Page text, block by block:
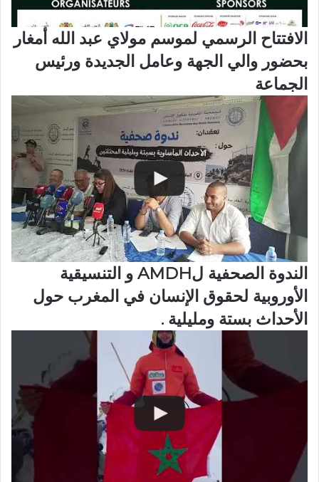
الافتتاح الرسمي لموسم مولاي عبد الله أمغار
بحضور والي الجهة وعامل الجديدة ورئيس
الجماعة
الندوة الصحفية لAMDH و التنسيقية
الأوروبية لحقوق الإنسان في المغرب حول
الأحداث بستة ومليلية .